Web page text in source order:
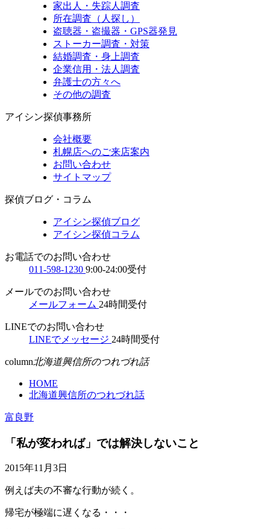
家出人・失踪人調査
所在調査（人探し）
盗聴器・盗撮器・GPS器発見
ストーカー調査・対策
結婚調査・身上調査
企業信用・法人調査
弁護士の方々へ
その他の調査
アイシン探偵事務所
会社概要
札幌店へのご来店案内
お問い合わせ
サイトマップ
探偵ブログ・コラム
アイシン探偵ブログ
アイシン探偵コラム
お電話でのお問い合わせ
011-598-1230 9:00-24:00受付
メールでのお問い合わせ
メールフォーム 24時間受付
LINEでのお問い合わせ
LINEでメッセージ 24時間受付
column北海道興信所のつれづれ話
HOME
北海道興信所のつれづれ話
富良野
「私が変われば」では解決しないこと
2015年11月3日
例えば夫の不審な行動が続く。
帰宅が極端に遅くなる・・・